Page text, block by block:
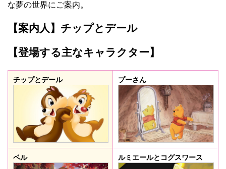
な夢の世界にご案内。
【案内人】チップとデール
【登場する主なキャラクター】
チップとデール プーさん
ベル ルミエールとコグスワース